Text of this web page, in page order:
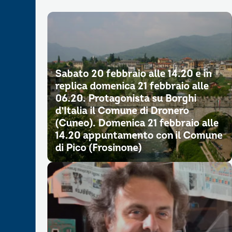
Sabato 20 febbraio alle 14.20 e in
replica domenica 21 febbraio alle
06.20. Protagonista su Borghi
d’Italia il Comune di Dronero
(Cuneo). Domenica 21 febbraio alle
14.20 appuntamento con il Comune
di Pico (Frosinone)